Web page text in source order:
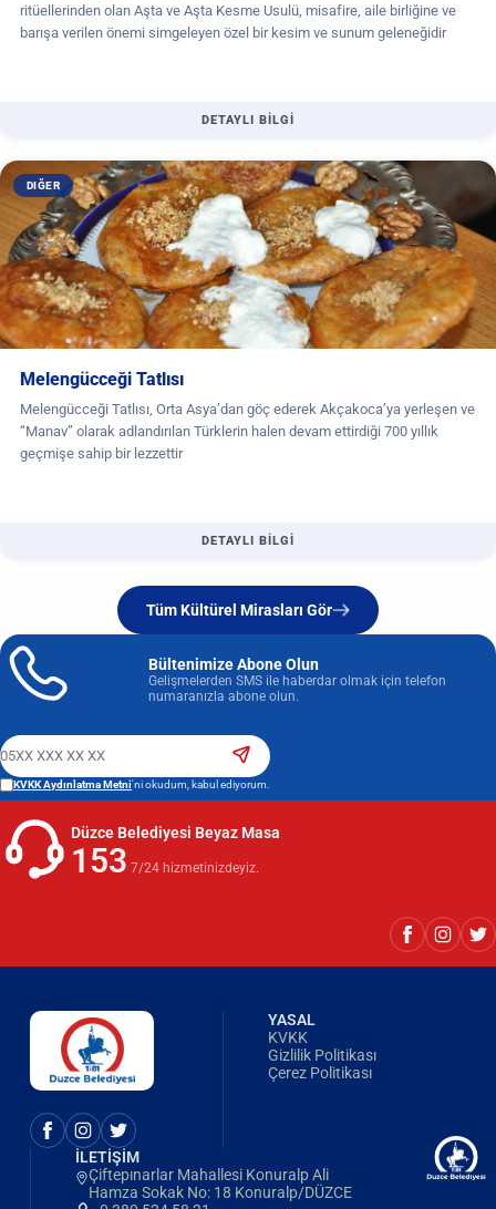
ritüellerinden olan Aşta ve Aşta Kesme Usulü, misafire, aile birliğine ve
barışa verilen önemi simgeleyen özel bir kesim ve sunum geleneğidir
DETAYLI BİLGİ
DIĞER
Melengücceği Tatlısı
Melengücceği Tatlısı, Orta Asya’dan göç ederek Akçakoca’ya yerleşen ve
“Manav” olarak adlandırılan Türklerin halen devam ettirdiği 700 yıllık
geçmişe sahip bir lezzettir
DETAYLI BİLGİ
Tüm Kültürel Mirasları Gör
Bültenimize Abone Olun
Gelişmelerden SMS ile haberdar olmak için telefon
numaranızla abone olun.
KVKK Aydınlatma Metni'ni okudum, kabul ediyorum.
Düzce Belediyesi Beyaz Masa
153 7/24 hizmetinizdeyiz.
YASAL
KVKK
Gizlilik Politikası
Çerez Politikası
İLETİŞİM
Çiftepınarlar Mahallesi Konuralp Ali
Hamza Sokak No: 18 Konuralp/DÜZCE